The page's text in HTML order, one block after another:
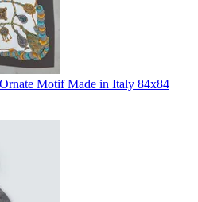
Motif Made in Italy 84x84